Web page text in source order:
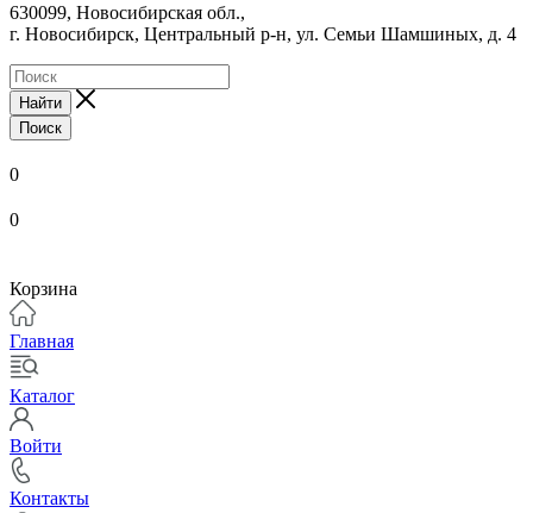
630099, Новосибирская обл.,
г. Новосибирск, Центральный р-н, ул. Семьи Шамшиных, д. 4
Найти
Поиск
0
0
Корзина
Главная
Каталог
Войти
Контакты